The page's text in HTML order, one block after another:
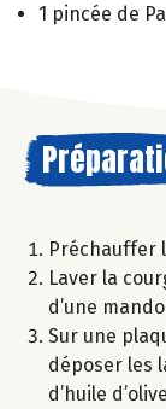
1 pincée de
Préchauffer
Laver la
d’une
Sur une
déposer les
d’huile